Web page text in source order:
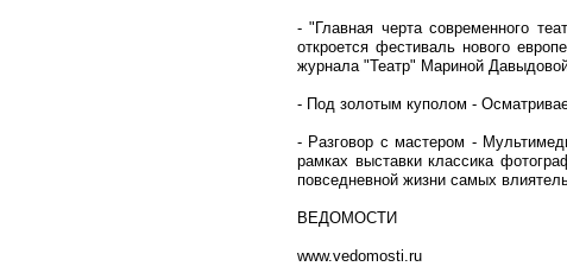
- "Главная черта современного
откроется фестиваль нового
журнала "Театр" Мариной
- Под золотым куполом -
- Разговор с мастером -
рамках выставки классика
повседневной жизни самых
ВЕДОМОСТИ
www.vedomosti.ru